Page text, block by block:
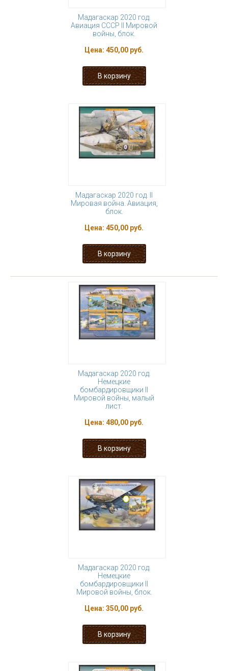
Мадагаскар 2020 год.
Авиация СССР II Мировой
войны, блок.
Цена: 450,00 руб.
Мадагаскар 2020 год. II
Мировая война. Авиация,
блок.
Цена: 450,00 руб.
Мадагаскар 2020 год.
Немецкие
бомбардировщики II
Мировой войны, малый
лист.
Цена: 480,00 руб.
Мадагаскар 2020 год.
Немецкие
бомбардировщики II
Мировой войны, блок.
Цена: 350,00 руб.